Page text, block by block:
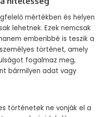
mértékben és helyen
lehetnek. Ezek nemcsak
emberibbé is teszik a
történet, amely
fogalmaz meg,
bármilyen adat vagy
történetek ne vonják el a